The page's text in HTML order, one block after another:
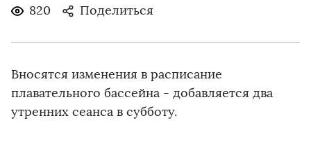
820 Поделиться
Вносятся изменения в расписание
плавательного бассейна - добавляется два
утренних сеанса в субботу.